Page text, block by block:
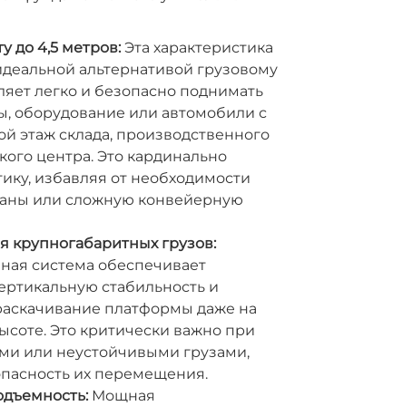
до 4,5 метров:Эта характеристика
альтернативой грузовому
легко и безопасно поднимать
оборудование или автомобили с
этаж склада, производственного
центра. Это кардинально
избавляя от необходимости
или сложную конвейерную
крупногабаритных грузов:
система обеспечивает
стабильность и
платформы даже на
Это критически важно при
или неустойчивыми грузами,
их перемещения.
Мощная